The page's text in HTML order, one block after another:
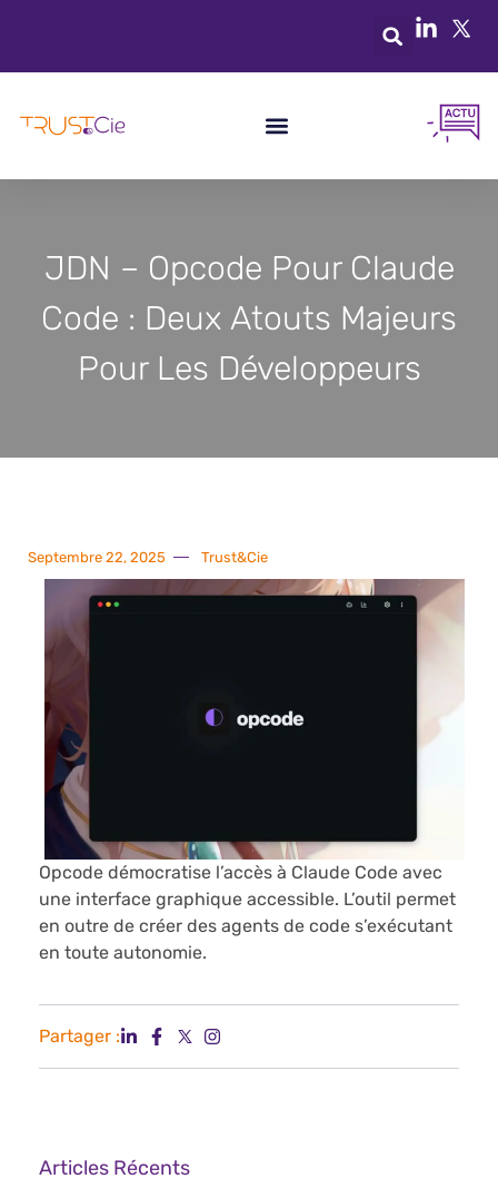
JDN – Opcode Pour Claude
Code : Deux Atouts Majeurs
Pour Les Développeurs
Septembre 22, 2025 Trust&Cie
Opcode démocratise l’accès à Claude Code avec
une interface graphique accessible. L’outil permet
en outre de créer des agents de code s’exécutant
en toute autonomie.
Partager :
Articles Récents